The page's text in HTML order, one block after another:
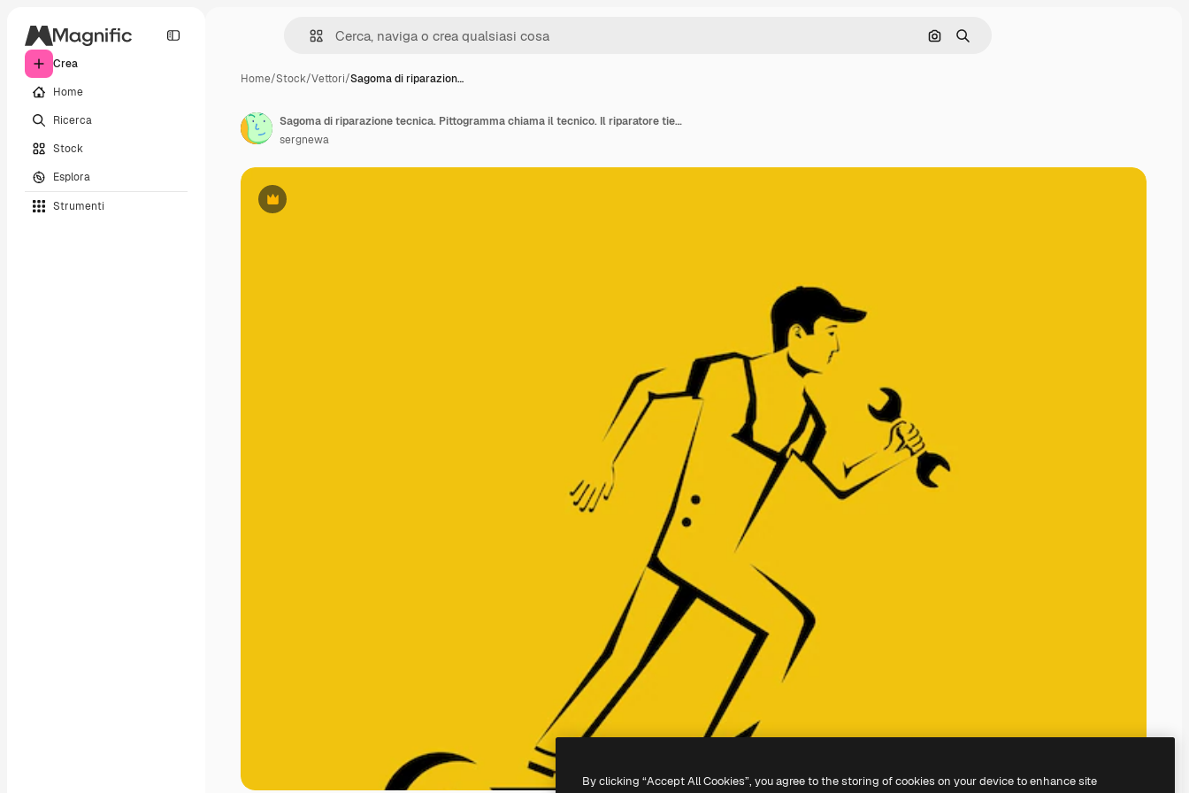
Crea
Home
Ricerca
Stock
Esplora
Strumenti
Cerca per immagine
Ricerca
Home/Stock/Vettori/Sagoma di riparazion…
Premium
Sagoma di riparazione tecnica. Pittogramma chiama il tecnico. Il riparatore tiene la chiave inglese e la cassetta degli attrezzi in mano. Design piatto illustrazione vettoriale. Isolato su sfondo. Servizio clienti lavoratore.
sergnewa
By clicking “Accept All Cookies”, you agree to the storing of cookies on your device to enhance site